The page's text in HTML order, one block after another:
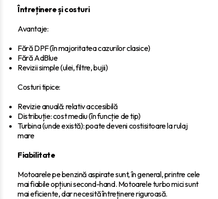
Întreținere și costuri
Avantaje:
Fără DPF (în majoritatea cazurilor clasice)
Fără AdBlue
Revizii simple (ulei, filtre, bujii)
Costuri tipice:
Revizie anuală: relativ accesibilă
Distribuție: cost mediu (în funcție de tip)
Turbina (unde există): poate deveni costisitoare la rulaj
mare
Fiabilitate
Motoarele pe benzină aspirate sunt, în general, printre cele
mai fiabile opțiuni second-hand. Motoarele turbo mici sunt
mai eficiente, dar necesită întreținere riguroasă.